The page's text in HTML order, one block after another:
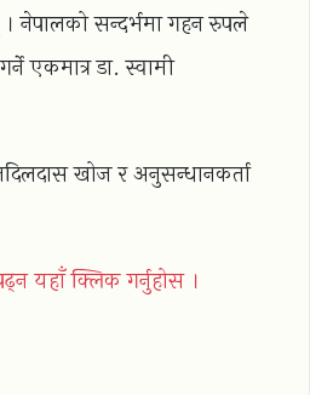
। नेपालको सन्दर्भमा गहन रुपले
एकमात्र डा. स्वामी
खोज र अनुसन्धानकर्ता
यहाँ क्लिक गर्नुहोस ।